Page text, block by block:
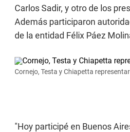
Carlos Sadir, y otro de los
Además participaron
de la entidad Félix Páez
Cornejo, Testa y Chiapetta
"Hoy participé en Buenos